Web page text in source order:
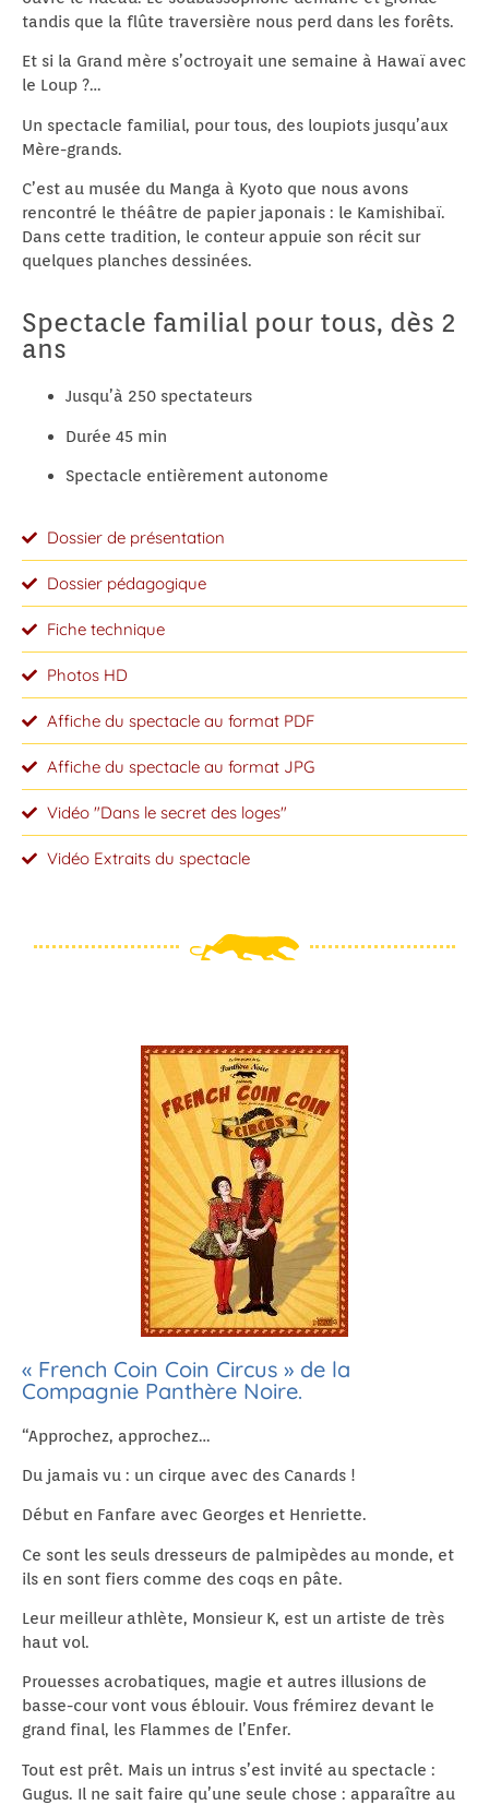
tandis que la flûte traversière nous perd dans les forêts.
Et si la Grand mère s’octroyait une semaine à Hawaï avec
le Loup ?…
Un spectacle familial, pour tous, des loupiots jusqu’aux
Mère-grands.
C’est au musée du Manga à Kyoto que nous avons
rencontré le théâtre de papier japonais : le Kamishibaï.
Dans cette tradition, le conteur appuie son récit sur
quelques planches dessinées.
Spectacle familial pour tous, dès 2
ans
Jusqu’à 250 spectateurs
Durée 45 min
Spectacle entièrement autonome
Dossier de présentation
Dossier pédagogique
Fiche technique
Photos HD
Affiche du spectacle au format PDF
Affiche du spectacle au format JPG
Vidéo "Dans le secret des loges"
Vidéo Extraits du spectacle
« French Coin Coin Circus » de la
Compagnie Panthère Noire.
“Approchez, approchez…
Du jamais vu : un cirque avec des Canards !
Début en Fanfare avec Georges et Henriette.
Ce sont les seuls dresseurs de palmipèdes au monde, et
ils en sont fiers comme des coqs en pâte.
Leur meilleur athlète, Monsieur K, est un artiste de très
haut vol.
Prouesses acrobatiques, magie et autres illusions de
basse-cour vont vous éblouir. Vous frémirez devant le
grand final, les Flammes de l’Enfer.
Tout est prêt. Mais un intrus s’est invité au spectacle :
Gugus. Il ne sait faire qu’une seule chose : apparaître au